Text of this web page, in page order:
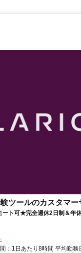
ツールのカスタマー
ート可★完全週休2日制＆年
：1日あたり8時間 平均勤務